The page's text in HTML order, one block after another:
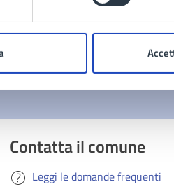
Valuta 5 stelle su 5
Valuta 4 stelle su 5
Valuta 3 stelle su 5
Valuta 2 stelle su 5
Valuta 1 stelle su 5
Contatta il comune
Leggi le domande frequenti